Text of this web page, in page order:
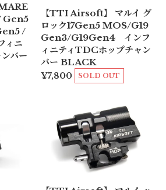
Gen5
/
ィニ
バー
【TTI Airsoft】 マルイ グ
ロック17Gen5 MOS/G19
Gen3/G19Gen4 インフ
ィニティTDCホップチャン
バー BLACK
¥7,800 SOLD OUT